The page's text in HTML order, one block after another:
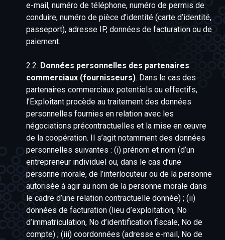
e-mail, numéro de téléphone, numéro de permis de
conduire, numéro de pièce d’identité (carte d’identité,
passeport), adresse IP, données de facturation ou de
paiement.
2.2. Données personnelles des partenaires
commerciaux (fournisseurs). Dans le cas des
partenaires commerciaux potentiels ou effectifs,
l’Exploitant procède au traitement des données
personnelles fournies en relation avec les
négociations précontractuelles et la mise en œuvre
de la coopération. Il s’agit notamment des données
personnelles suivantes : (i) prénom et nom (d’un
entrepreneur individuel ou, dans le cas d’une
personne morale, de l’interlocuteur ou de la personne
autorisée à agir au nom de la personne morale dans
le cadre d’une relation contractuelle donnée) ; (ii)
données de facturation (lieu d’exploitation, No
d’immatriculation, No d’identification fiscale, No de
compte) ; (iii) coordonnées (adresse e-mail, No de